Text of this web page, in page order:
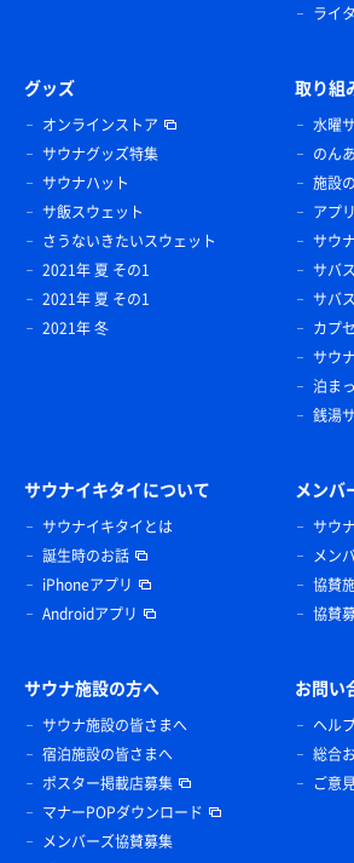
ライ
グッズ
オンラインストア
サウナグッズ特集
サウナハット
サ飯スウェット
さうないきたいスウェット
2021年 夏 その1
2021年 夏 その1
2021年 冬
取り組
水曜
のん
施設
アプ
サウ
サバ
サバ
カプ
サウ
泊ま
銭湯
サウナイキタイについて
サウナイキタイとは
誕生時のお話
iPhoneアプリ
Androidアプリ
メンバ
サウ
メン
協賛
協賛
サウナ施設の方へ
サウナ施設の皆さまへ
宿泊施設の皆さまへ
ポスター掲載店募集
マナーPOPダウンロード
メンバーズ協賛募集
お問い
ヘル
総合
ご意